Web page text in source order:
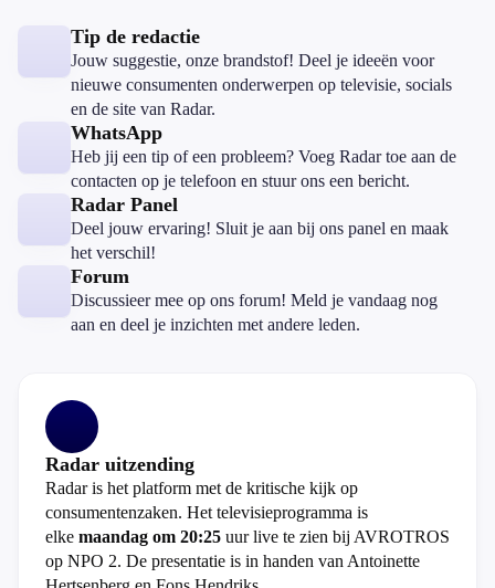
Tip de redactie
Jouw suggestie, onze brandstof! Deel je ideeën voor
nieuwe consumenten onderwerpen op televisie, socials
en de site van Radar.
WhatsApp
Heb jij een tip of een probleem? Voeg Radar toe aan de
contacten op je telefoon en stuur ons een bericht.
Radar Panel
Deel jouw ervaring! Sluit je aan bij ons panel en maak
het verschil!
Forum
Discussieer mee op ons forum! Meld je vandaag nog
aan en deel je inzichten met andere leden.
Radar uitzending
Radar is het platform met de kritische kijk op
consumentenzaken. Het televisieprogramma is
elke maandag om 20:25 uur live te zien bij AVROTROS
op NPO 2. De presentatie is in handen van Antoinette